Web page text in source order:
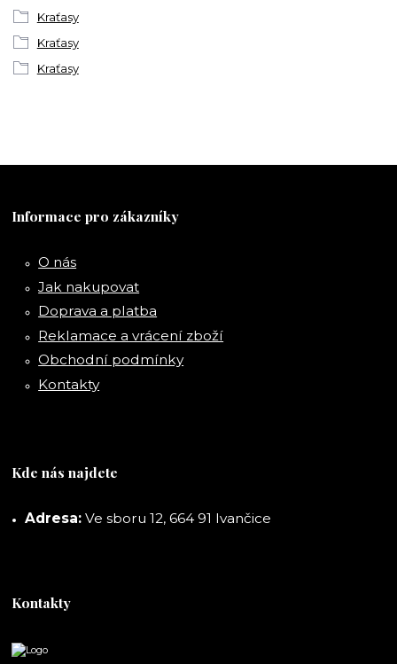
Kraťasy
Kraťasy
Kraťasy
Informace pro zákazníky
O nás
Jak nakupovat
Doprava a platba
Reklamace a vrácení zboží
Obchodní podmínky
Kontakty
Kde nás najdete
Adresa: Ve sboru 12, 664 91 Ivančice
Kontakty